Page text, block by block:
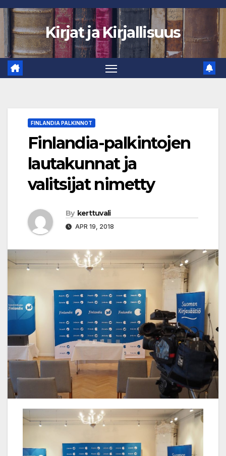
Skip
content
Kirjat ja Kirjallisuus
FINLANDIA PALKINNOT
Finlandia-palkintojen
lautakunnat ja
valitsijat nimetty
By kerttuvali
APR 19, 2018